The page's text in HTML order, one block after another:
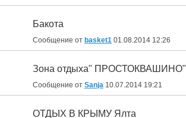
Бакота
Сообщение от basket1 01.08.2014 12:26
Зона отдыха" ПРОСТОКВАШИНО"
Сообщение от Sanja 10.07.2014 19:21
ОТДЫХ В КРЫМУ Ялта